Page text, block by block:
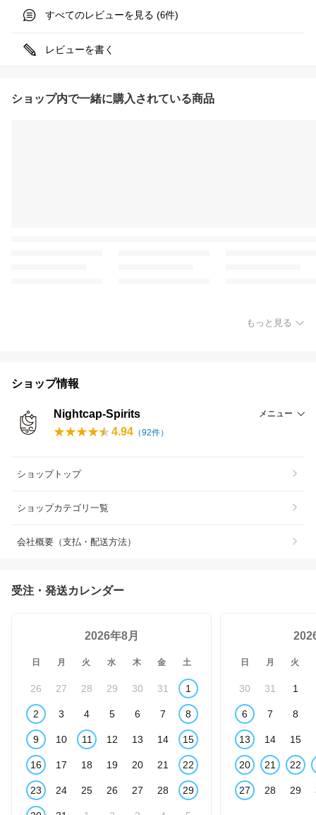
すべてのレビューを見る (6件)
レビューを書く
ショップ内で一緒に購入されている商品
もっと見る
ショップ情報
Nightcap-Spirits メニュー
4.94 （92件）
ショップトップ
ショップカテゴリ一覧
会社概要（支払・配送方法）
受注・発送カレンダー
2026年8月
日 月 火 水 木 金 土
26 27 28 29 30 31 1
2 3 4 5 6 7 8
9 10 11 12 13 14 15
16 17 18 19 20 21 22
23 24 25 26 27 28 29
日 月 火
30 31 1
6 7 8
13 14 15
20 21 22
27 28 29